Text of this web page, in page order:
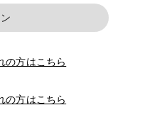
の方はこちら
の方はこちら